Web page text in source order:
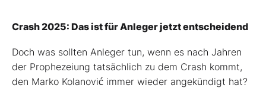
Crash 2025: Das ist für Anleger jetzt entscheidend
Doch was sollten Anleger tun, wenn es nach Jahren
der Prophezeiung tatsächlich zu dem Crash kommt,
den Marko Kolanović immer wieder angekündigt hat?